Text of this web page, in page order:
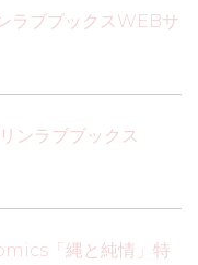
ラブブックスWEBサ
ンラブブックス
「縄と純情」特